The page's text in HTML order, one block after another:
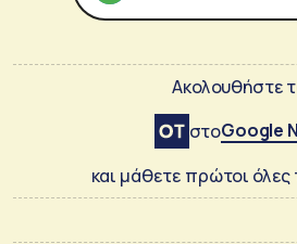
Ακολουθήστε
στοGoogle
και μάθετε πρώτοι όλες